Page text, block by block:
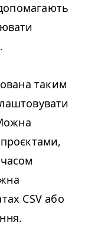
таким
CSV або